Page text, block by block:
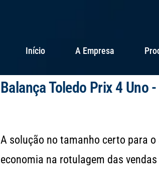
Início A Empresa
Balança Toledo Prix 4 Uno
A solução no tamanho certo para
economia na rotulagem das